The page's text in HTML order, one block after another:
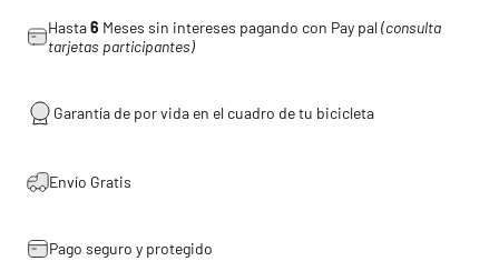
Hasta6 Meses sin intereses pagando con Pay pal(consulta
tarjetas participantes)
Garantía de por vida en el cuadro de tu bicicleta
Envío Gratis
Pago seguro y protegido